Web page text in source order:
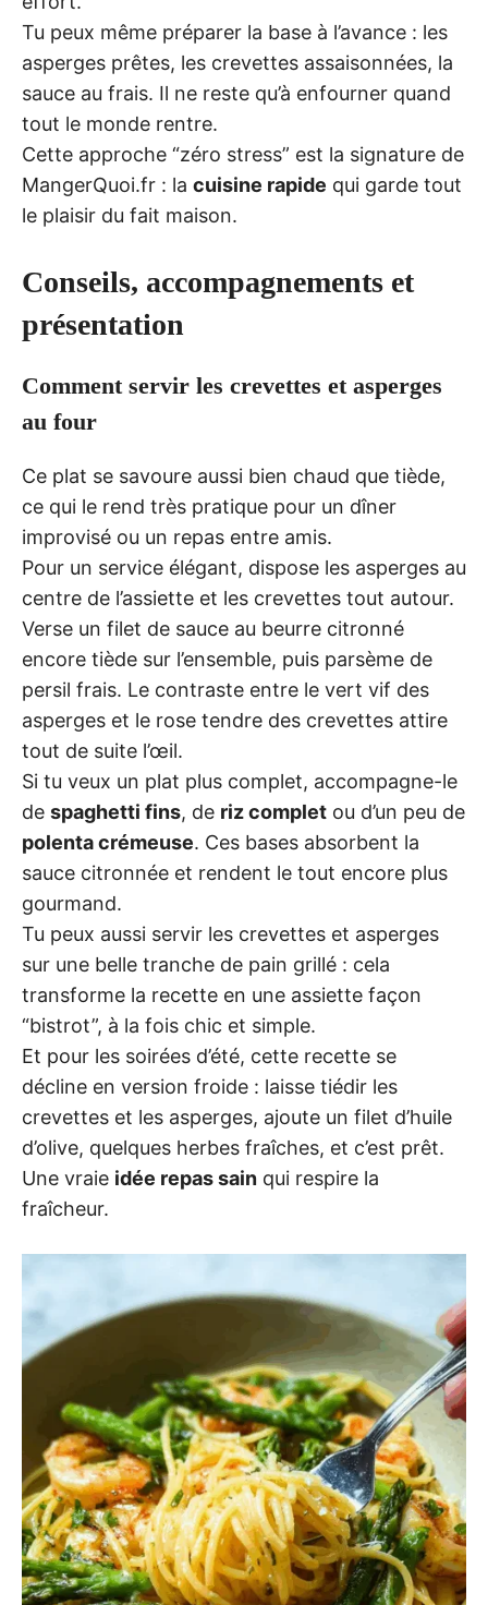
Tu peux même préparer la base à l’avance : les
asperges prêtes, les crevettes assaisonnées, la
sauce au frais. Il ne reste qu’à enfourner quand
tout le monde rentre.
Cette approche “zéro stress” est la signature de
MangerQuoi.fr : la cuisine rapide qui garde tout
le plaisir du fait maison.
Conseils, accompagnements et
présentation
Comment servir les crevettes et asperges
au four
Ce plat se savoure aussi bien chaud que tiède,
ce qui le rend très pratique pour un dîner
improvisé ou un repas entre amis.
Pour un service élégant, dispose les asperges au
centre de l’assiette et les crevettes tout autour.
Verse un filet de sauce au beurre citronné
encore tiède sur l’ensemble, puis parsème de
persil frais. Le contraste entre le vert vif des
asperges et le rose tendre des crevettes attire
tout de suite l’œil.
Si tu veux un plat plus complet, accompagne-le
de spaghetti fins, de riz complet ou d’un peu de
polenta crémeuse. Ces bases absorbent la
sauce citronnée et rendent le tout encore plus
gourmand.
Tu peux aussi servir les crevettes et asperges
sur une belle tranche de pain grillé : cela
transforme la recette en une assiette façon
“bistrot”, à la fois chic et simple.
Et pour les soirées d’été, cette recette se
décline en version froide : laisse tiédir les
crevettes et les asperges, ajoute un filet d’huile
d’olive, quelques herbes fraîches, et c’est prêt.
Une vraie idée repas sain qui respire la
fraîcheur.